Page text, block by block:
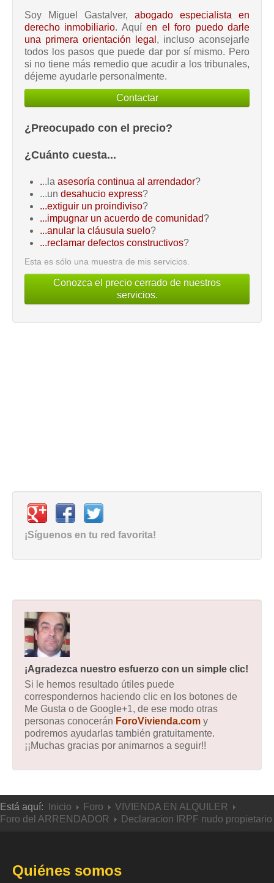
Soy Miguel Gastalver, abogado especialista en
derecho inmobiliario. Aquíen el foro puedo darle
una primera orientación legal , incluso aconsejarle
todos los pasos que puede dar por sí mismo. Pero
si no tiene más remedio que acudir a los tribunales,
déjeme ayudarle personalmente.
Contactar
¿Preocupado con el precio?
¿Cuánto cuesta...
...la asesoría continua al arrendador?
...un desahucio express?
...extiguir un proindiviso?
...impugnar un acuerdo de comunidad?
...anular la cláusula suelo?
...reclamar defectos constructivos?
Esta es sólo una muestra de mis servicios.
Conozca el precio cerrado de nuestros
servicios.
¡Síguenos en tu red favorita!
¡Agradezca nuestro esfuerzo con un simple clic!
Si le hemos resultado útiles puede
correspondernos haciendo clic en los botones de
Me Gusta o de Google+1, de ese modo otras
personas conocerán ForoVivienda.com y
podremos ayudarlas también gratuitamente.
¡¡Muchas gracias por animarnos a seguir!!
Está aquí: Inicio Foro
VIVIENDA EN ALQUILER
Foro del ARRENDADOR
Declaracion IRPF nudo propietario
Quiénes somos